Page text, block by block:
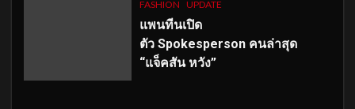
FASHION UPDATE
แพนทีนเปิด
ตัว Spokesperson คนล่าสุด
“แจ็คสัน หวัง”